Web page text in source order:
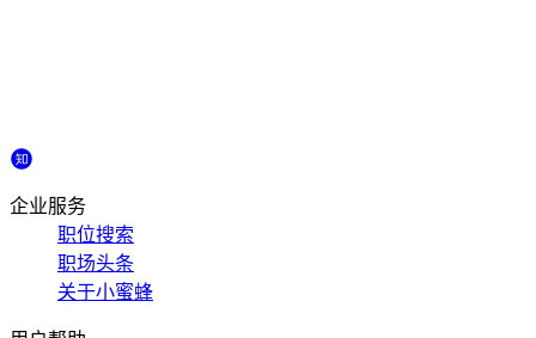
企业服务
职位搜索
职场头条
关于小蜜蜂